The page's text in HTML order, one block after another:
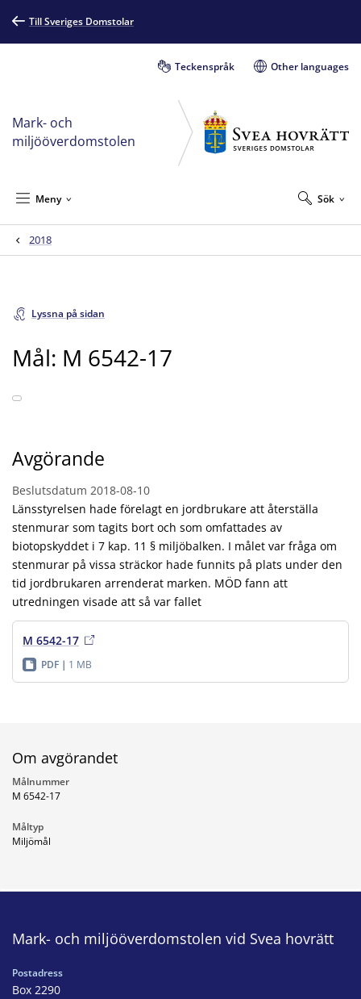
Till Sveriges Domstolar
Teckenspråk Other languages
Mark- och
miljööverdomstolen
Sök
Meny
2018
Lyssna på sidan
Mål: M 6542-17
Avgörande
Beslutsdatum 2018-08-10
Länsstyrelsen hade förelagt en jordbrukare att återställa
stenmurar som tagits bort och som omfattades av
biotopskyddet i 7 kap. 11 § miljöbalken. I målet var fråga om
stenmurar på vissa sträckor hade funnits på plats under den
tid jordbrukaren arrenderat marken. MÖD fann att
utredningen visade att så var fallet
M 6542-17
PDF 1 MB
Om avgörandet
Målnummer
M 6542-17
Måltyp
Miljömål
Mark- och miljööverdomstolen vid Svea hovrätt
Postadress
Box 2290